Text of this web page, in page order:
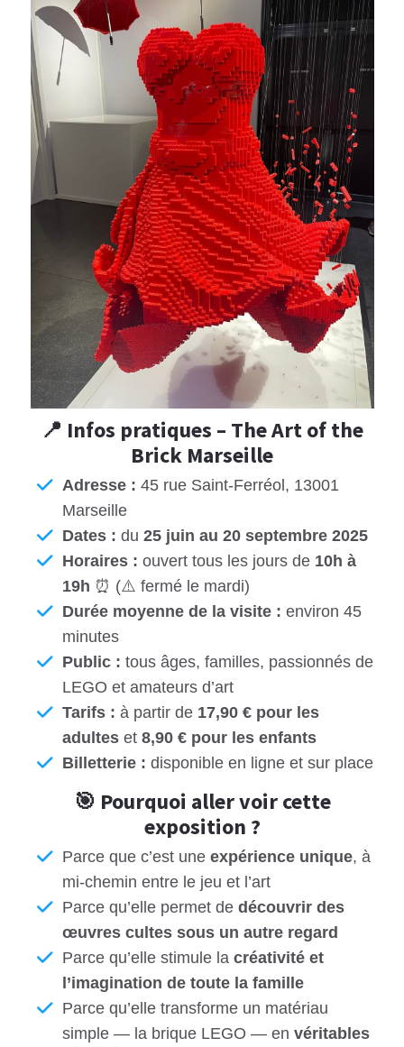
📍 Infos pratiques – The Art of the
Brick Marseille
Adresse : 45 rue Saint-Ferréol, 13001
Marseille
Dates : du 25 juin au 20 septembre 2025
Horaires : ouvert tous les jours de 10h à
19h ⏰ (⚠️ fermé le mardi)
Durée moyenne de la visite : environ 45
minutes
Public : tous âges, familles, passionnés de
LEGO et amateurs d’art
Tarifs : à partir de 17,90 € pour les
adultes et 8,90 € pour les enfants
Billetterie : disponible en ligne et sur place
🎯 Pourquoi aller voir cette
exposition ?
Parce que c’est une expérience unique, à
mi-chemin entre le jeu et l’art
Parce qu’elle permet de découvrir des
œuvres cultes sous un autre regard
Parce qu’elle stimule la créativité et
l’imagination de toute la famille
Parce qu’elle transforme un matériau
simple — la brique LEGO — en véritables